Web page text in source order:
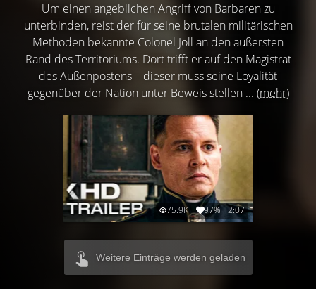
Um einen angeblichen Angriff von Barbaren zu
unterbinden, reist der für seine brutalen militärischen
Methoden bekannte Colonel Joll an den äußersten
Rand des Territoriums. Dort trifft er auf den Magistrat
des Außenpostens – dieser muss seine Loyalität
gegenüber der Nation unter Beweis stellen ... (mehr)
75.9K 97% 2:07
Weitere Einträge werden geladen